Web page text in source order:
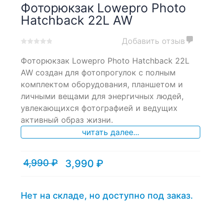
Фоторюкзак Lowepro Photo
Hatchback 22L AW
out
of
on
customer
ratings
Добавить отзыв
Фоторюкзак Lowepro Photo Hatchback 22L
AW создан для фотопрогулок с полным
комплектом оборудования, планшетом и
личными вещами для энергичных людей,
увлекающихся фотографией и ведущих
активный образ жизни.
читать далее...
4,990₽
Первоначальная
4,990 ₽.
3,990 ₽
Текущая
Нет на складе, но доступно под заказ.